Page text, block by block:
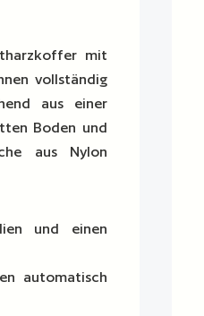
mit
vollständig
aus einer
Boden und
aus Nylon
und einen
automatisch